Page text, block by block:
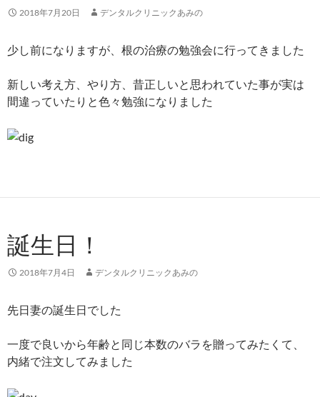
2018年7月20日 デンタルクリニックあみの
少し前になりますが、根の治療の勉強会に行ってきました
新しい考え方、やり方、昔正しいと思われていた事が実は
間違っていたりと色々勉強になりました
誕生日！
2018年7月4日 デンタルクリニックあみの
先日妻の誕生日でした
一度で良いから年齢と同じ本数のバラを贈ってみたくて、
内緒で注文してみました